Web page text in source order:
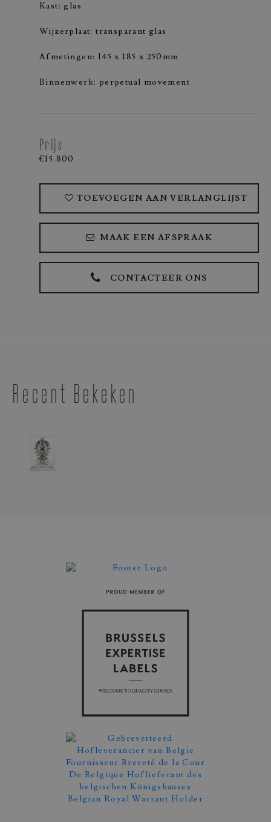
Kast: glas
Wijzerplaat: transparant glas
Afmetingen: 145 x 185 x 250mm
Binnenwerk: perpetual movement
Prijs
€15.800
TOEVOEGEN AAN VERLANGLIJST
MAAK EEN AFSPRAAK
CONTACTEER ONS
Recent Bekeken
Afspraak Maken